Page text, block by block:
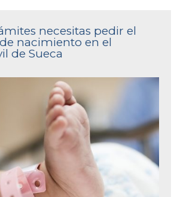
necesitas pedir el
nacimiento en el
de Sueca